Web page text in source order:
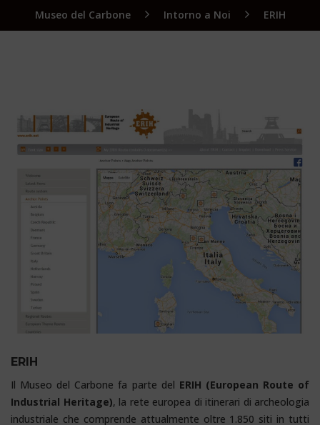
Museo del Carbone Intorno a Noi ERIH
ERIH
Il Museo del Carbone fa parte del ERIH (European Route of
Industrial Heritage), la rete europea di itinerari di archeologia
industriale che comprende attualmente oltre 1.850 siti in tutti